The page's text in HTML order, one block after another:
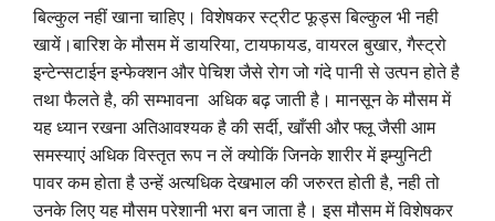
बिल्कुल नहीं खाना चाहिए ।विशेषकर स्ट्रीट फूड्स बिल्कुल भी नही
खायें ।बारिश के मौसम में डायरिया,टायफायड,वायरल बुखार,गैस्ट्रो
इन्टेन्सटाईन इन्फेक्शन और पेचिश जैसे रोग जो गंदे पानी से उत्पन होते है
तथा फैलते है,की सम्भावना अधिक बढ़ जाती है । मानसून के मौसम में
यह ध्यान रखना अतिआवश्यक है की सर्दी,खाँसी और फ्लू जैसी आम
समस्याएं अधिक विस्तृत रूप न लें क्योकिं जिनके शारीर में इम्युनिटी
पावर कम होता है उन्हें अत्यधिक देखभाल की जरुरत होती है,नही तो
उनके लिए यह मौसम परेशानी भरा बन जाता है । इस मौसम में विशेषकर